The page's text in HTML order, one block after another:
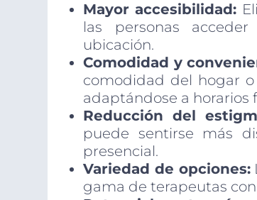
Mayor accesibilidad:
las personas
ubicación.
Comodidad y
comodidad del hogar
adaptándose a horarios
Reducción del
puede sentirse más
presencial.
Variedad de opciones:
gama de terapeutas